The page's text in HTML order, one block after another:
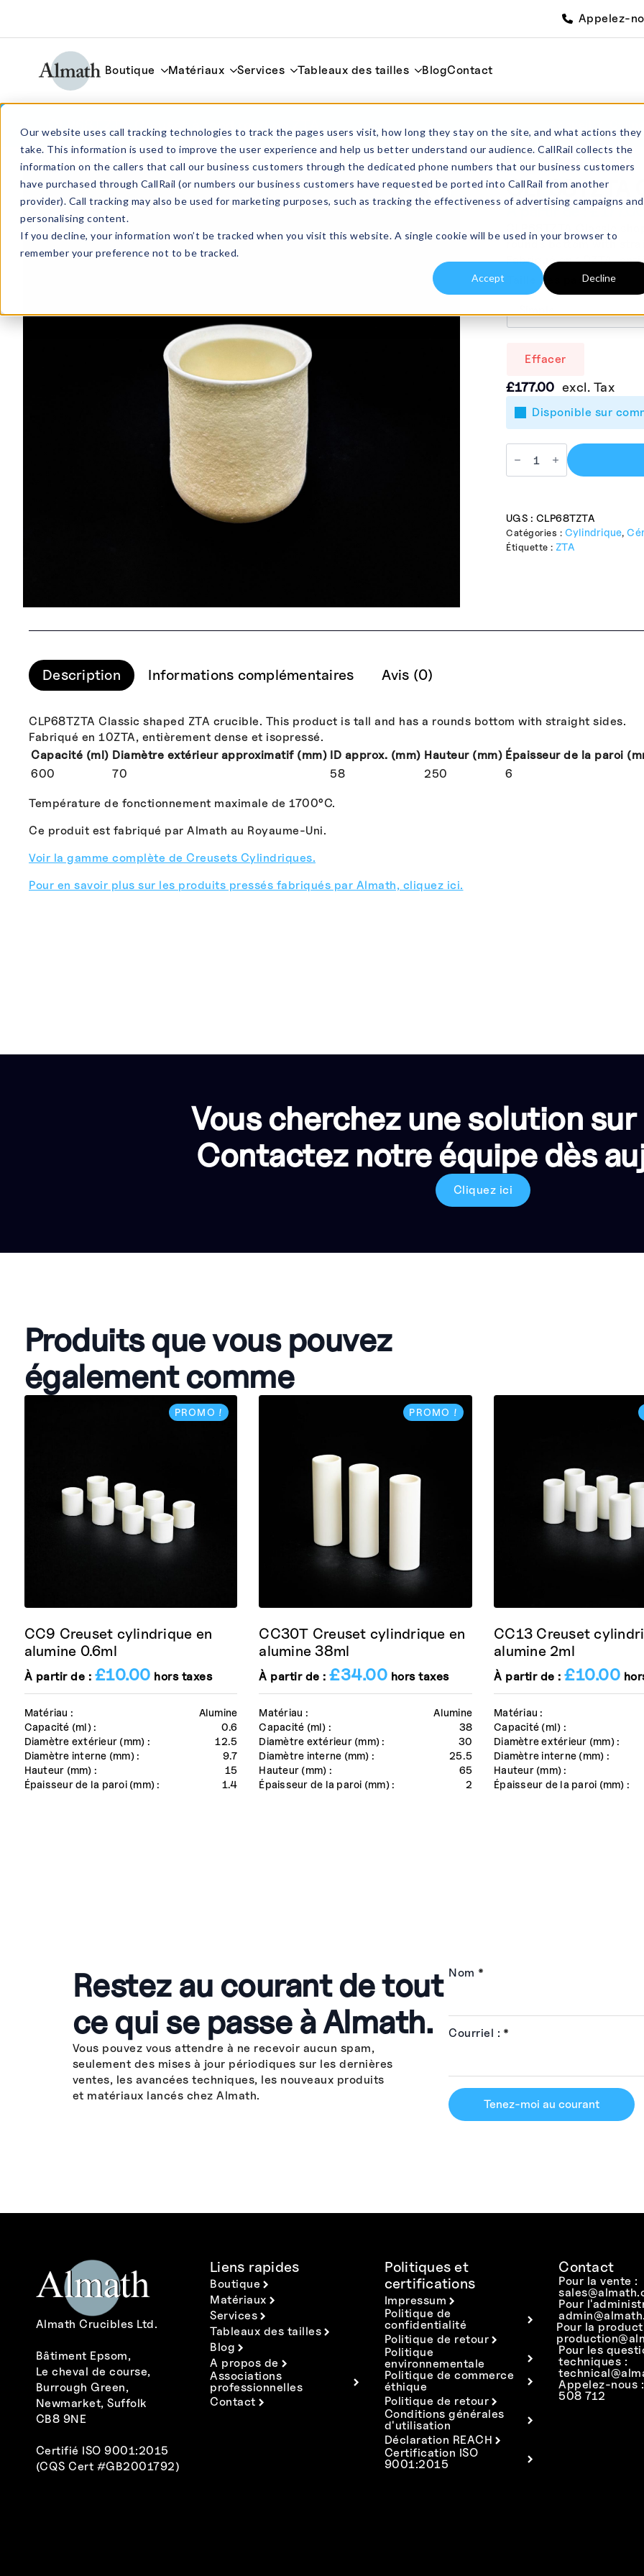
Our website uses call tracking technologies to track the pages users visit, how long they stay on the site, and what actions they
take. This information is used to improve the user experience and help us better understand our audience. CallRail collects the
information on the callers that call our business customers through the dedicated phone numbers that our business customers
have purchased through CallRail (or numbers our business customers have requested be ported into CallRail from another
provider). Call tracking may also be used for marketing purposes, such as tracking the effectiveness of advertising campaigns and
personalising content.
If you decline, your information won’t be tracked when you visit this website. A single cookie will be used in your browser to
remember your preference not to be tracked.
Accept Decline
Appelez-
Boutique Matériaux Services Tableaux des tailles BlogContact
CLP68TZTA Creuset à fond rond en ZTA
CLP68TZTA
À partir de :£
rounds bottom with
Fabriqué en 10ZTA,
Taille des paquets
Effacer
£177.00 excl. Tax
Disponible sur
UGS : CLP68TZTA
Catégories : Cylindrique,
Étiquette : ZTA
Description Informations complémentaires Avis (0)
CLP68TZTA Classic shaped ZTA crucible. This product is tall and has a rounds bottom with straight sides.
Fabriqué en 10ZTA, entièrement dense et isopressé.
Capacité (ml) Diamètre extérieur approximatif (mm) ID approx. (mm) Hauteur (mm) Épaisseur de la paroi
600
70 58 250 6
Température de fonctionnement maximale de 1700°C.
Ce produit est fabriqué par Almath au Royaume-Uni.
Voir la gamme complète de Creusets Cylindriques.
Pour en savoir plus sur les produits pressés fabriqués par Almath, cliquez ici.
Vous cherchez une solution
Contactez notre équipe dès
Cliquez ici
Produits que vous pouvez
également comme
PROMO !
Matériau :
Alumine
Capacité (ml) :
0.6
Diamètre extérieur (mm) :
12.5
Diamètre interne (mm) :
9.7
Hauteur (mm) :
15
Épaisseur de la paroi (mm) :
1.4
CC9 Creuset cylindrique en
alumine 0.6ml
À partir de : £10.00 hors taxes
PROMO !
Matériau :
Alumine
Capacité (ml) :
38
Diamètre extérieur (mm) :
30
Diamètre interne (mm) :
25.5
Hauteur (mm) :
65
Épaisseur de la paroi (mm) :
2
CC30T Creuset cylindrique en
alumine 38ml
À partir de :£34.00 hors taxes
Matériau :
Capacité (ml) :
Diamètre extérieur (mm) :
Diamètre interne (mm) :
Hauteur (mm) :
Épaisseur de la paroi (mm) :
CC13 Creuset
alumine 2ml
À partir de :£10.00
Restez au courant de tout
ce qui se passe à Almath.
Vous pouvez vous attendre à ne recevoir aucun spam,
seulement des mises à jour périodiques sur les dernières
ventes, les avancées techniques, les nouveaux produits
et matériaux lancés chez Almath.
Nom *
Courriel : *
Tenez-moi au courant
Almath Crucibles Ltd.
Bâtiment Epsom,
Le cheval de course,
Burrough Green,
Newmarket, Suffolk
CB8 9NE
Certifié ISO 9001:2015
(CQS Cert #GB2001792)
Liens rapides
Boutique
Matériaux
Services
Tableaux des tailles
Blog
A propos de
Associations
professionnelles
Contact
Politiques et
certifications
Impressum
Politique de
confidentialité
Politique de retour
Politique
environnementale
Politique de commerce
éthique
Politique de retour
Conditions générales
d'utilisation
Déclaration REACH
Certification ISO
9001:2015
Contact
Pour la vente :
Pour
Pour la
Pour les
techniques :
Appelez-nous
508 712